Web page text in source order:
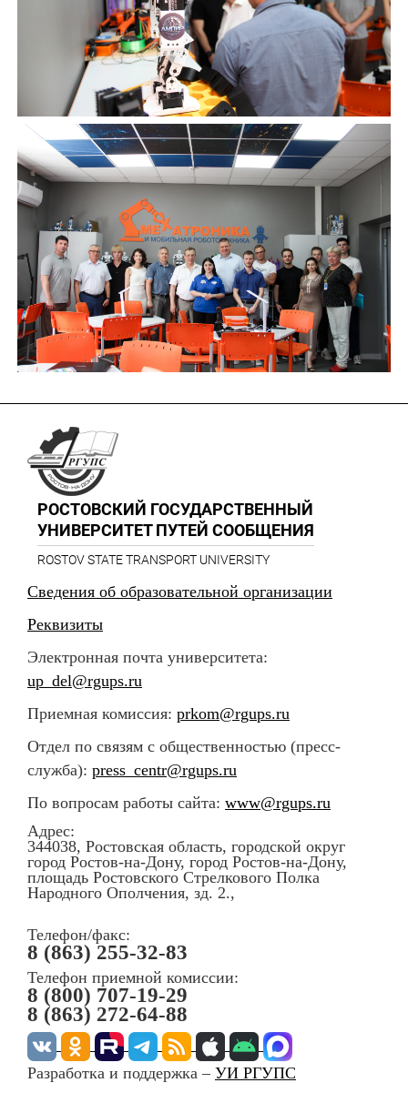
РОСТОВСКИЙ ГОСУДАРСТВЕННЫЙ
УНИВЕРСИТЕТ ПУТЕЙ СООБЩЕНИЯ
ROSTOV STATE TRANSPORT UNIVERSITY
Сведения об образовательной организации
Реквизиты
Электронная почта университета:
up_del@rgups.ru
Приемная комиссия: prkom@rgups.ru
Отдел по связям с общественностью (пресс-
служба): press_centr@rgups.ru
По вопросам работы сайта: www@rgups.ru
Адрес:
344038, Ростовская область, городской округ
город Ростов-на-Дону, город Ростов-на-Дону,
площадь Ростовского Стрелкового Полка
Народного Ополчения, зд. 2.,
Телефон/факс:
8 (863) 255-32-83
Телефон приемной комиссии:
8 (800) 707-19-29
8 (863) 272-64-88
Разработка и поддержка – УИ РГУПС